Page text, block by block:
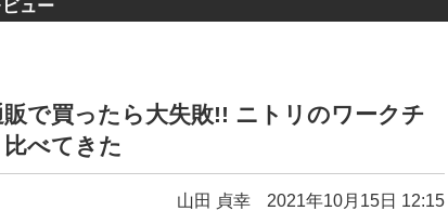
ュー
で買ったら大失敗!! ニトリのワークチ
べてきた
山田 貞幸 2021年10月15日 12:15